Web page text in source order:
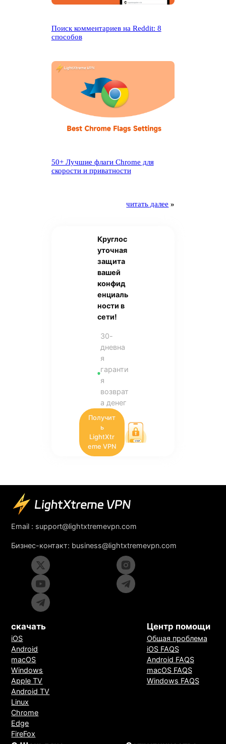
Поиск комментариев на Reddit: 8
способов
50+ Лучшие флаги Chrome для
скорости и приватности
читать далее »
Круглос
уточная
защита
вашей
конфид
енциаль
ности в
сети!
30-
дневна
я
гаранти
я
возврат
а денег
Получит
ь
LightXtr
eme VPN
Email : support@lightxtremevpn.com
Бизнес-контакт: business@lightxtremevpn.com
скачать
iOS
Android
macOS
Windows
Apple TV
Android TV
Linux
Chrome
Edge
FireFox
Центр помощи
Общая проблема
iOS FAQS
Android FAQS
macOS FAQS
Windows FAQS